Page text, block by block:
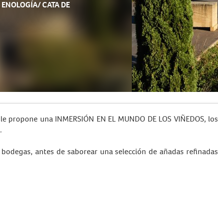
ENOLOGÍA/ CATA DE
propone una INMERSIÓN EN EL MUNDO DE LOS VIÑEDOS, los
antes de saborear una selección de añadas refinadas